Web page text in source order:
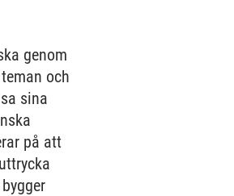
genom
och
sina
på att